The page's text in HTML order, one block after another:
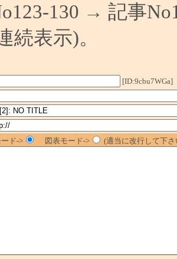
130 → 記事
続表示)。
[ID:9cbu7WGa]
ド->
図表モード-> (適当に改行して下